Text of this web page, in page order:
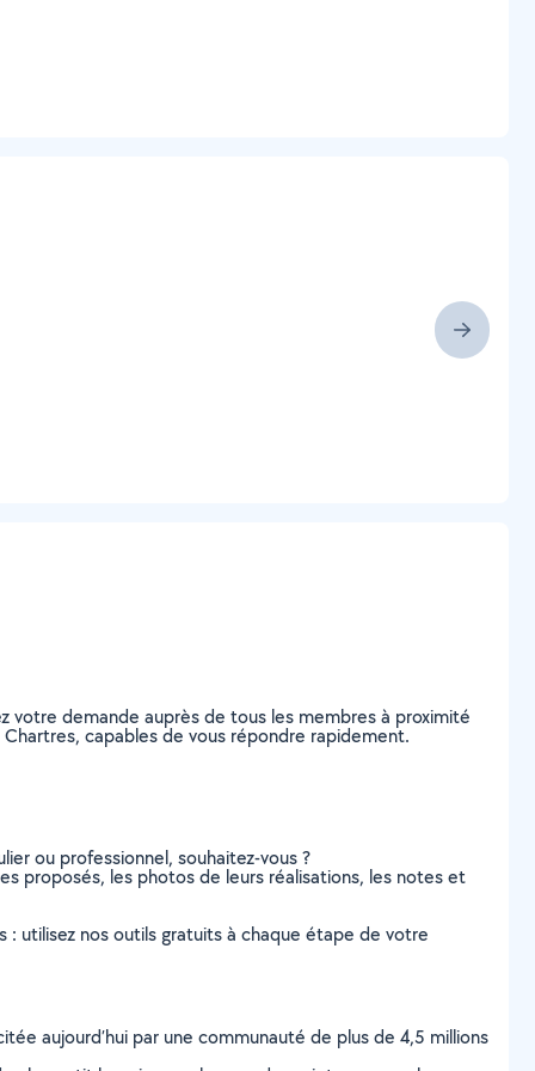
votre demande auprès de tous les membres à proximité
capables de vous répondre rapidement.
ou professionnel, souhaitez-vous ?
proposés, les photos de leurs réalisations, les notes et
: utilisez nos outils gratuits à chaque étape de votre
aujourd’hui par une communauté de plus de 4,5 millions